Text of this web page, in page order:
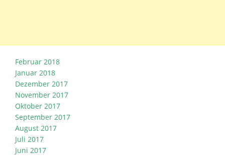
Februar 2018
Januar 2018
Dezember 2017
November 2017
Oktober 2017
September 2017
August 2017
Juli 2017
Juni 2017